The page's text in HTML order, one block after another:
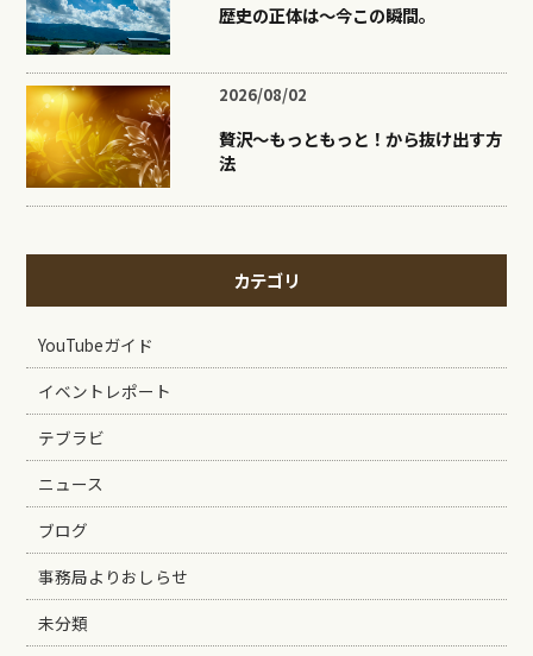
歴史の正体は〜今この瞬間。
2026/08/02
贅沢〜もっともっと！から抜け出す方
法
カテゴリ
YouTubeガイド
イベントレポート
テブラビ
ニュース
ブログ
事務局よりおしらせ
未分類